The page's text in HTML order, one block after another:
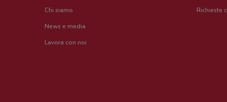
Chi siamo
News e media
Lavora con noi
Richieste